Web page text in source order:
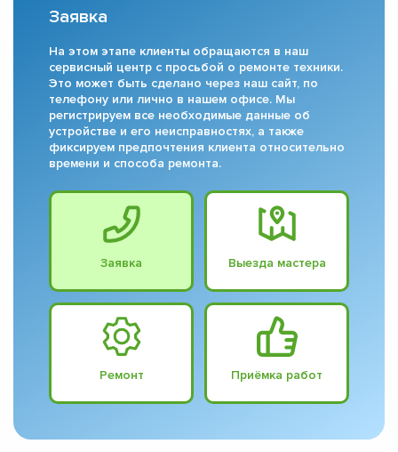
Заявка
На этом этапе клиенты обращаются в наш
сервисный центр с просьбой о ремонте техники.
Это может быть сделано через наш сайт, по
телефону или лично в нашем офисе. Мы
регистрируем все необходимые данные об
устройстве и его неисправностях, а также
фиксируем предпочтения клиента относительно
времени и способа ремонта.
Заявка Выезда мастера
Ремонт Приёмка работ